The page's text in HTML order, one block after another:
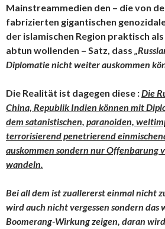
Mainstreammedien den – die von
fabrizierten gigantischen
der islamischen Region praktisch als
abtun wollenden – Satz, dass
Diplomatie nicht weiter auskommen
Die Realität ist dagegen diese :Die
China, Republik Indien können mit
dem satanistischen, paranoiden,
terrorisierend penetrierend
auskommen sondern nur Offenbarung
wandeln.
Bei all dem ist zuallererst einmal nicht
wird auch nicht vergessen sondern das
Boomerang-Wirkung zeigen, daran